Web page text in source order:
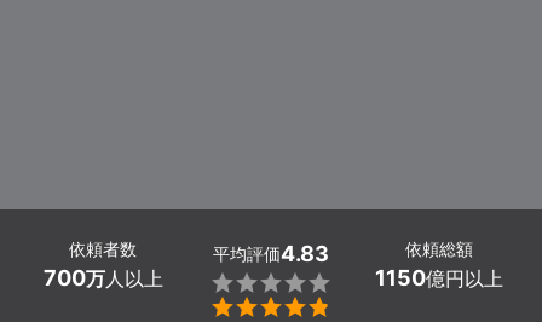
依頼者数
700万人以上
平均評価4.83


依頼総額
1150億円以上